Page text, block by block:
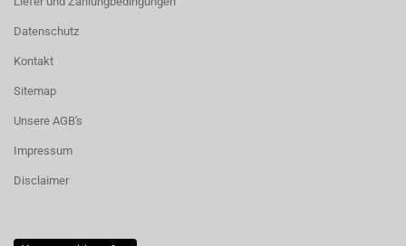
Datenschutz
Kontakt
Sitemap
Unsere AGB's
Impressum
Disclaimer